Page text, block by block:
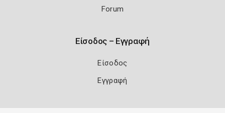
Forum
Είσοδος – Εγγραφή
Είσοδος
Εγγραφή